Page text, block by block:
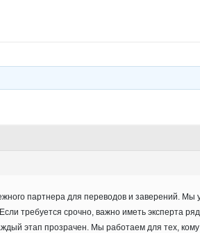
партнера для переводов и заверений. Мы
требуется срочно, важно иметь эксперта
этап прозрачен. Мы работаем для тех,